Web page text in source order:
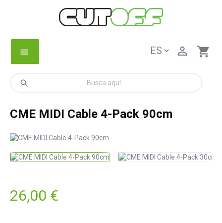
menu shopping_cart

search
CME MIDI Cable 4-Pack 90cm
26,00 €